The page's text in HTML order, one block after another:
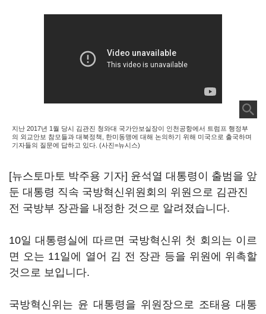
지난 2017년 1월 당시 김관진 청와대 국가안보실장이 인천공항에서 트럼프 행정부
의 외교안보 참모들과 대북정책, 한미동맹에 대해 논의하기 위해 미국으로 출국하며
기자들의 질문에 답하고 있다. (사진=뉴시스)
[뉴스토마토 박주용 기자] 윤석열 대통령이 출범을 앞
둔 대통령 직속 국방혁신위원회의 위원으로 김관진
전 국방부 장관을 내정한 것으로 알려졌습니다.
10일 대통령실에 따르면 국방혁신위 첫 회의는 이르
면 오는 11일에 열어 김 전 장관 등을 위원에 위촉할
것으로 보입니다.
국방혁신위는 윤 대통령을 위원장으로 조태용 대통